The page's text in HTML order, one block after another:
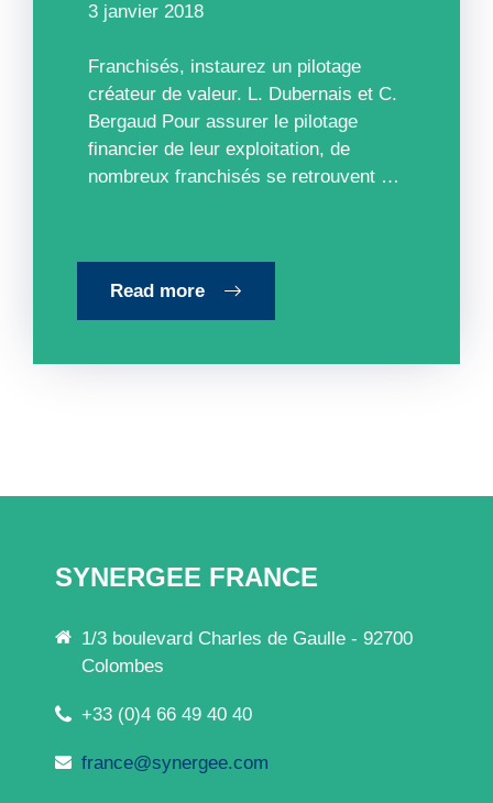
3 janvier 2018
Franchisés, instaurez un pilotage
créateur de valeur. L. Dubernais et C.
Bergaud Pour assurer le pilotage
financier de leur exploitation, de
nombreux franchisés se retrouvent …
Read more
SYNERGEE FRANCE
1/3 boulevard Charles de Gaulle - 92700
Colombes
+33 (0)4 66 49 40 40
france@synergee.com